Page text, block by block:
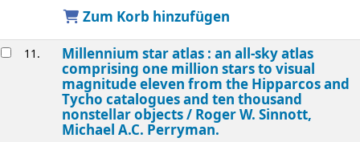
Zum Korb hinzufügen
11. Millennium star atlas : an all-sky atlas
comprising one million stars to visual
magnitude eleven from the Hipparcos and
Tycho catalogues and ten thousand
nonstellar objects / Roger W. Sinnott,
Michael A.C. Perryman.